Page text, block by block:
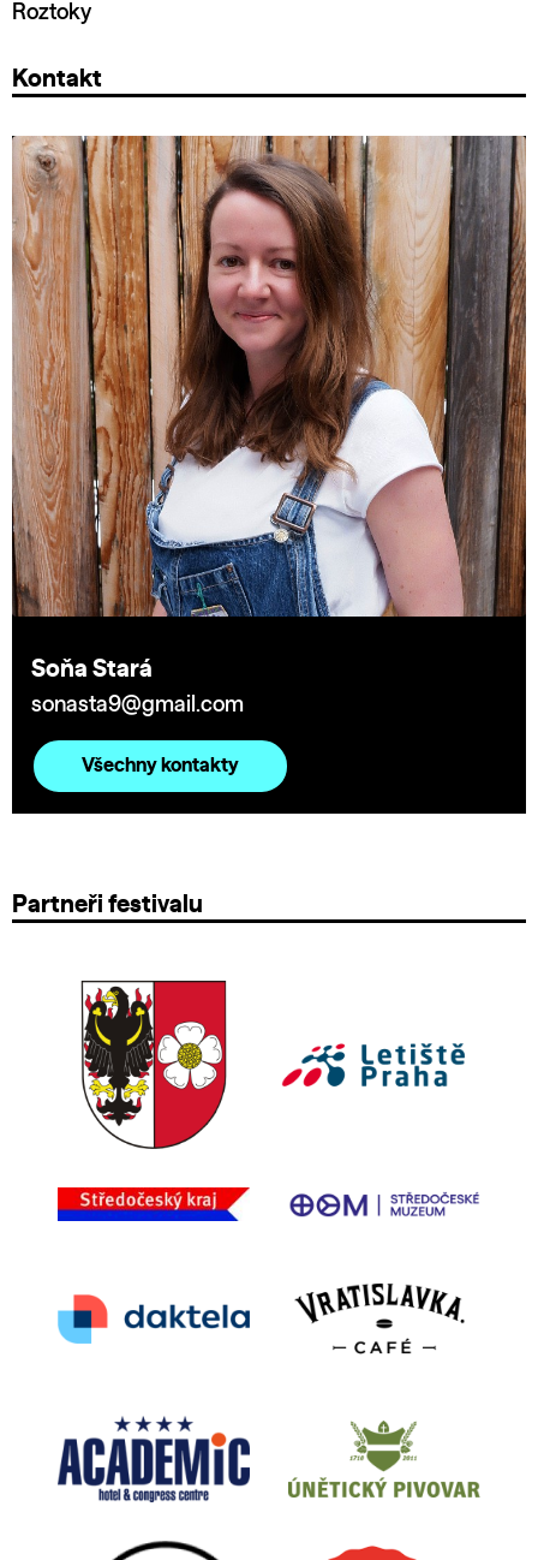
Roztoky
Kontakt
Soňa Stará
sonasta9@gmail.com
Všechny kontakty
Partneři festivalu